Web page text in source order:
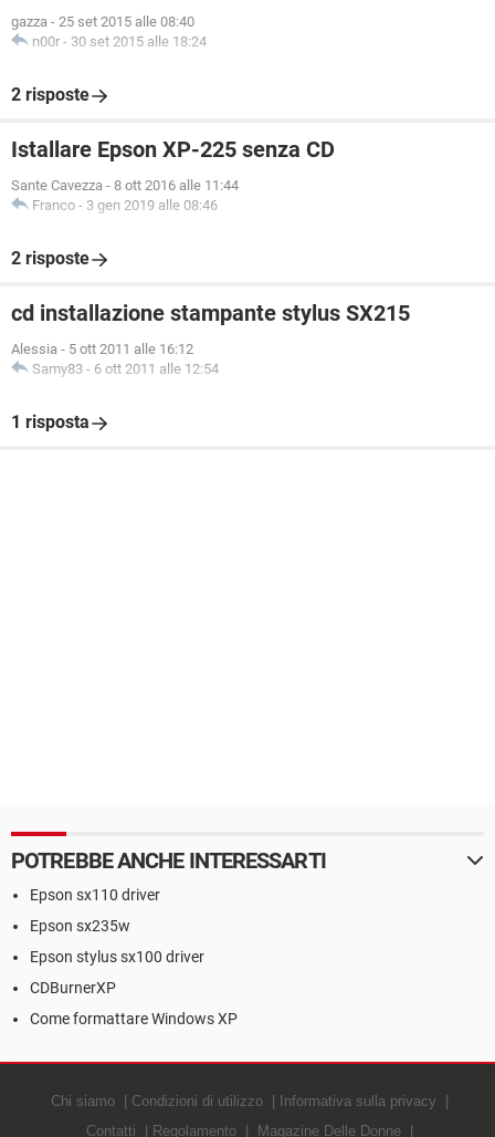
gazza - 25 set 2015 alle 08:40
n00r - 30 set 2015 alle 18:24
2 risposte
Istallare Epson XP-225 senza CD
Sante Cavezza - 8 ott 2016 alle 11:44
Franco - 3 gen 2019 alle 08:46
2 risposte
cd installazione stampante stylus SX215
Alessia - 5 ott 2011 alle 16:12
Samy83 - 6 ott 2011 alle 12:54
1 risposta
POTREBBE ANCHE INTERESSARTI
Epson sx110 driver
Epson sx235w
Epson stylus sx100 driver
CDBurnerXP
Come formattare Windows XP
Chi siamo Condizioni di utilizzo
Informativa sulla privacy
Contatti
Regolamento Magazine Delle Donne